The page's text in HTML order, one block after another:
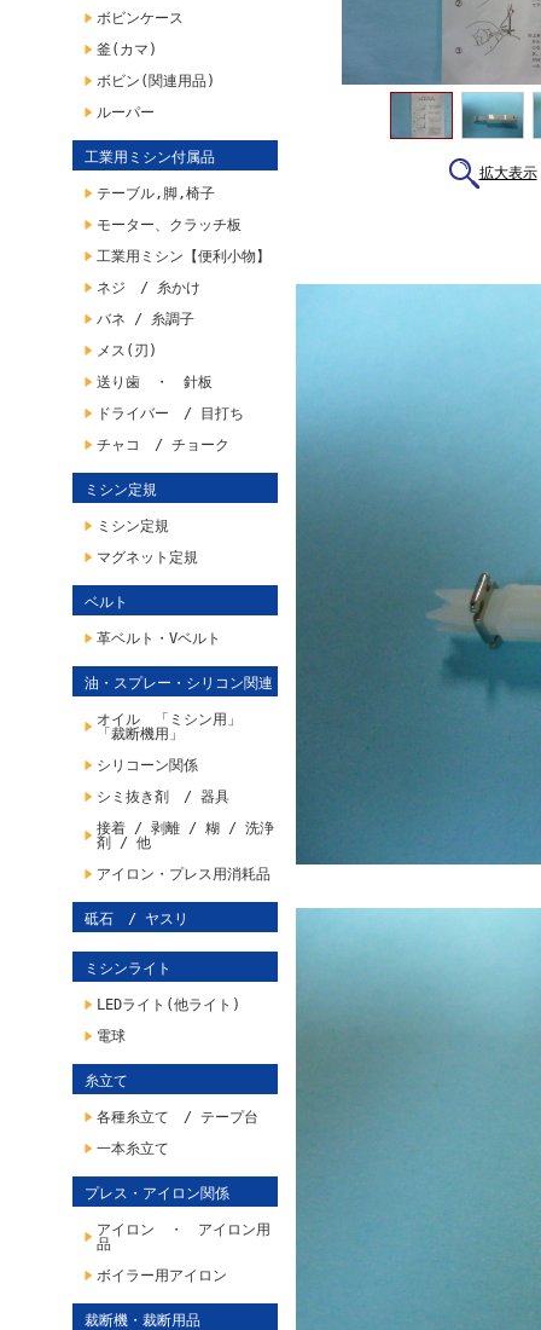
ボビンケース
釜(カマ)
ボビン(関連用品)
ルーパー
工業用ミシン付属品
テーブル,脚,椅子
モーター、クラッチ板
工業用ミシン【便利小物】
ネジ / 糸かけ
バネ / 糸調子
メス(刃)
送り歯 ・ 針板
ドライバー / 目打ち
チャコ / チョーク
ミシン定規
ミシン定規
マグネット定規
ベルト
革ベルト・Vベルト
油・スプレー・シリコン関連
オイル 「ミシン用」
「裁断機用」
シリコーン関係
シミ抜き剤 / 器具
接着 / 剥離 / 糊 / 洗浄
剤 / 他
アイロン・プレス用消耗品
砥石 / ヤスリ
ミシンライト
LEDライト(他ライト)
電球
糸立て
各種糸立て / テープ台
一本糸立て
プレス・アイロン関係
アイロン ・ アイロン用
品
ボイラー用アイロン
裁断機・裁断用品
拡大表示